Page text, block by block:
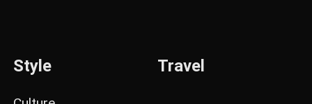
Style Travel